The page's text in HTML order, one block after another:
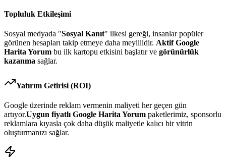
Topluluk Etkileşimi
Sosyal medyada "Sosyal Kanıt" ilkesi gereği, insanlar popüler
görünen hesapları takip etmeye daha meyillidir. Aktif Google
Harita Yorum bu ilk kartopu etkisini başlatır ve görünürlük
kazanma sağlar.
Yatırım Getirisi (ROI)
Google üzerinde reklam vermenin maliyeti her geçen gün
artıyor.Uygun fiyatlıGoogle Harita Yorum paketlerimiz, sponsorlu
reklamlara kıyasla çok daha düşük maliyetle kalıcı bir vitrin
oluşturmanızı sağlar.